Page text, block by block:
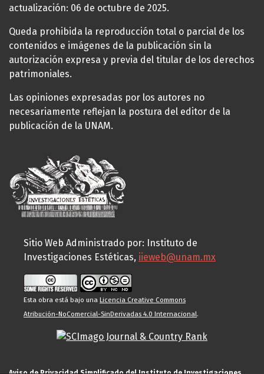
actualización: 06 de octubre de 2025.
Queda prohibida la reproducción total o parcial de los
contenidos e imágenes de la publicación sin la
autorización expresa y previa del titular de los derechos
patrimoniales.
Las opiniones expresadas por los autores no
necesariamente reflejan la postura del editor de la
publicación de la UNAM.
Sitio Web Administrado por: Instituto de
Investigaciones Estéticas, iieweb@unam.mx
Esta obra está bajo una Licencia Creative Commons
Atribución-NoComercial-SinDerivadas 4.0 Internacional.